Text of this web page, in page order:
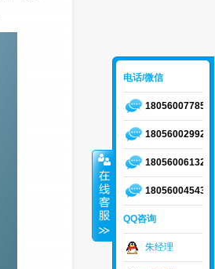
电话/微信
18056007785
18056002992
18056006132
18056004543
QQ咨询
朱经理